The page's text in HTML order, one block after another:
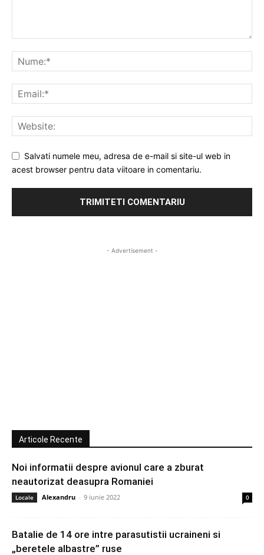
Salvati numele meu, adresa de e-mail si site-ul web in
acest browser pentru data viitoare in comentariu.
- Advertisement -
Articole Recente
Noi informatii despre avionul care a zburat
neautorizat deasupra Romaniei
Locale Alexandru - 9 iunie 2022 0
Batalie de 14 ore intre parasutistii ucraineni si
„beretele albastre” ruse